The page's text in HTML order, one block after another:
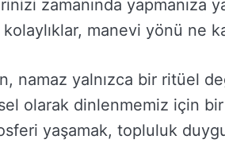
zamanında yapmanıza
kolaylıklar, manevi yönü ne
namaz yalnızca bir ritüel
olarak dinlenmemiz için bir
yaşamak, topluluk